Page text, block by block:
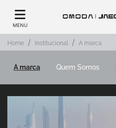
MENU
Home Institucional A marca
Quem Somos
A marca